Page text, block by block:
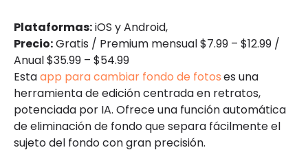
Plataformas:iOS y Android,
Precio:Gratis / Premium mensual $7.99 – $12.99 /
Anual $35.99 – $54.99
Estaapp para cambiar fondo de fotoses una
herramienta de edición centrada en retratos,
potenciada por IA. Ofrece una función automática
de eliminación de fondo que separa fácilmente el
sujeto del fondo con gran precisión.